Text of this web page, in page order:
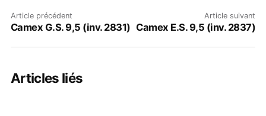
Article précédent
Camex G.S. 9,5 (inv. 2831)
Article suivant
Camex E.S. 9,5 (inv. 2837)
Articles liés